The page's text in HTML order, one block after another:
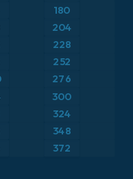
180
204
228
252
276
300
324
348
372